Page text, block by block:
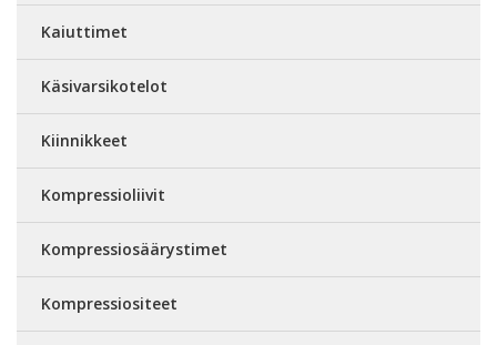
Kaiuttimet
Käsivarsikotelot
Kiinnikkeet
Kompressioliivit
Kompressiosäärystimet
Kompressiositeet